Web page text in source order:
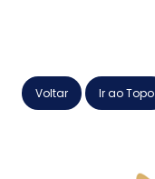
Voltar Ir ao Topo